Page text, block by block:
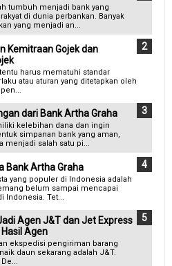
tumbuh menjadi bank yang
di dunia perbankan. Banyak
yang menjadi an...
Kemitraan Gojek dan
harus mematuhi standar
atau aturan yang ditetapkan oleh
dari Bank Artha Graha
kelebihan dana dan ingin
simpanan bank yang aman,
menjadi salah satu pi...
Bank Artha Graha
yang populer di Indonesia adalah
belum sampai mencapai
Indonesia. Tet...
Agen J&T dan Jet Express
Agen
ekspedisi pengiriman barang
daun sekarang adalah J&T.